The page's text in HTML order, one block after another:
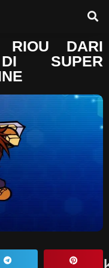
RIOU DARI
SUPER